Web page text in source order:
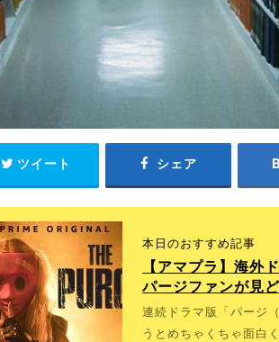
ツイート シェア
本日のおすすめ記事
【アマプラ】海外
パージファンが見
連続ドラマ版「パージ
うとめちゃくちゃ面白